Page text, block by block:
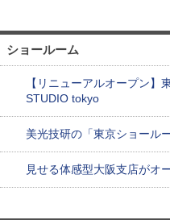
ショールーム
【リニューアルオープン】
STUDIO tokyo
美光技研の「東京ショール
見せる体感型大阪支店がオ